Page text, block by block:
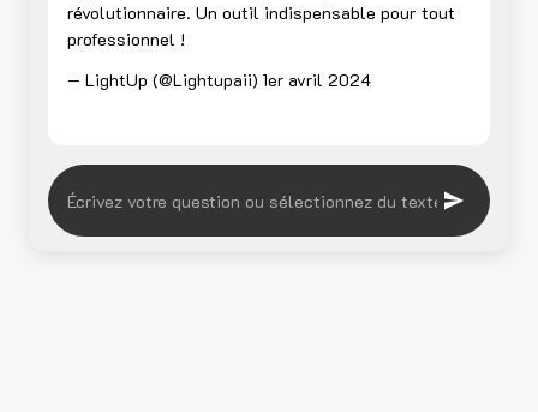
révolutionnaire. Un outil indispensable pour tout
professionnel !
— LightUp (@Lightupaii) 1er avril 2024